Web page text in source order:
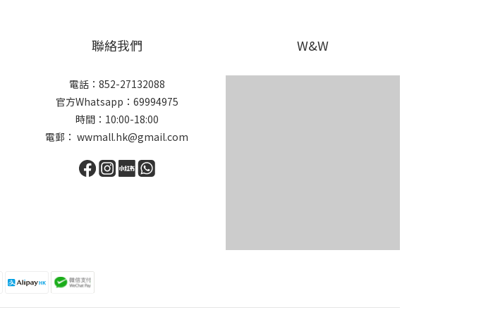
聯絡我們
電話：852-27132088
官方Whatsapp：69994975
時間：10:00-18:00
電郵： wwmall.hk@gmail.com
W&W